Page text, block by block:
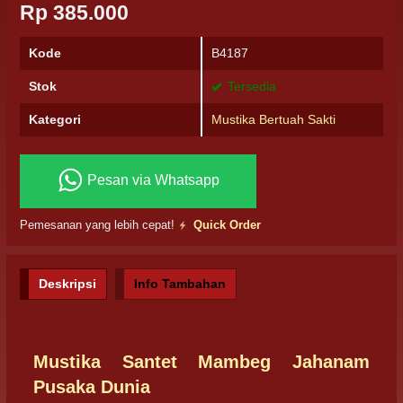
Rp 385.000
Kode B4187
Stok Tersedia
Kategori Mustika Bertuah Sakti
Pesan via Whatsapp
Pemesanan yang lebih cepat! Quick Order
Deskripsi Info Tambahan
Mustika Santet Mambeg Jahanam
Pusaka Dunia